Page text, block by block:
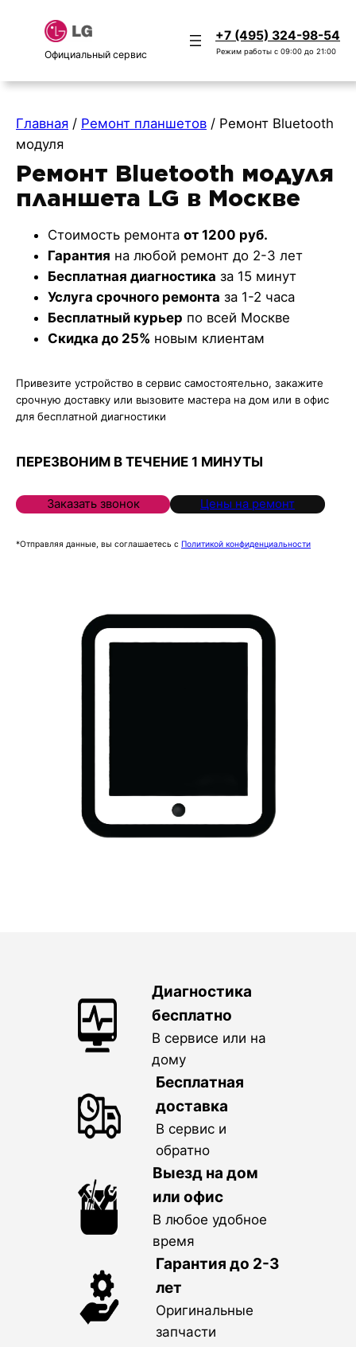
Официальный сервис
+7 (495) 324-98-54
Режим работы с 09:00 до 21:00
Главная / Ремонт планшетов / Ремонт Bluetooth
модуля
Ремонт Bluetooth модуля
планшета LG в Москве
Стоимость ремонта от 1200 руб.
Гарантия на любой ремонт до 2-3 лет
Бесплатная диагностика за 15 минут
Услуга срочного ремонта за 1-2 часа
Бесплатный курьер по всей Москве
Скидка до 25% новым клиентам
Привезите устройство в сервис самостоятельно, закажите
срочную доставку или вызовите мастера на дом или в офис
для бесплатной диагностики
ПЕРЕЗВОНИМ В ТЕЧЕНИЕ 1 МИНУТЫ
Заказать звонок Цены на ремонт
*Отправляя данные, вы соглашаетесь с Политикой конфиденциальности
Диагностика
бесплатно
В сервисе или на
дому
Бесплатная
доставка
В сервис и
обратно
Выезд на дом
или офис
В любое удобное
время
Гарантия до 2-3
лет
Оригинальные
запчасти